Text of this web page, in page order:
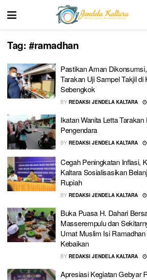
Tag: #ramadhan
Pastikan Aman
Tarakan Uji Sampel Takjil di
Sebengkok
BY REDAKSI JENDELA KALTARA
Ikatan Wanita Letta
Pengendara
BY REDAKSI JENDELA KALTARA
Cegah Peningkatan Inflasi,
Kaltara Sosialisasikan
Rupiah
BY REDAKSI JENDELA KALTARA
Buka Puasa H. Dahari
Masserempulu dan
Umat Muslim Isi
Kebaikan
BY REDAKSI JENDELA KALTARA
Apresiasi Kegiatan Gebyar